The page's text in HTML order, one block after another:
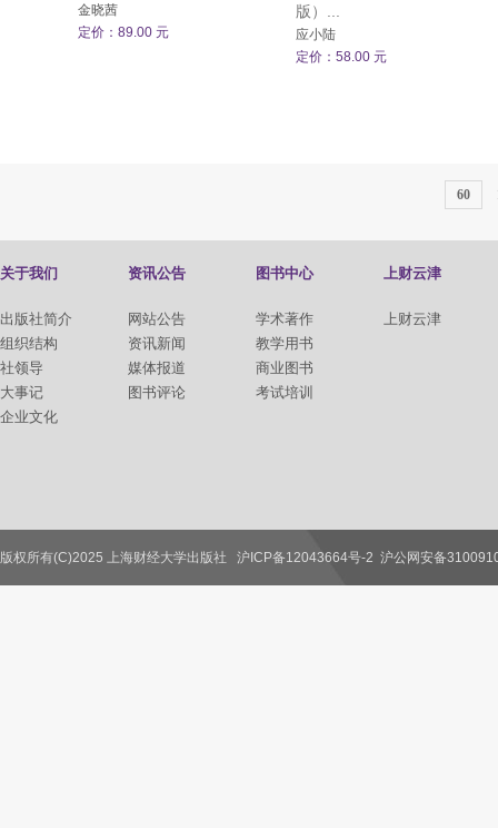
金晓茜
定价：89.00 元
版）...
应小陆
定价：58.00 元
60
关于我们
出版社简介
组织结构
社领导
大事记
企业文化
资讯公告
网站公告
资讯新闻
媒体报道
图书评论
图书中心
学术著作
教学用书
商业图书
考试培训
上财云津
上财云津
联系我们
版权所有(C)2025 上海财经大学出版社 沪ICP备12043664号-2 沪公网安备